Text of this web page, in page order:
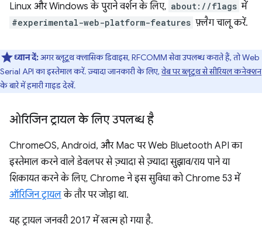
Linux और Windows के पुराने वर्शन के लिए, about://flags में
#experimental-web-platform-features फ़्लैग चालू करें.
ध्यान दें:अगर ब्लूटूथ क्लासिक डिवाइस, RFCOMM सेवा उपलब्ध कराते हैं, तो Web
Serial API का इस्तेमाल करें. ज़्यादा जानकारी के लिए,वेब पर ब्लूटूथ से सीरियल कनेक्शन
के बारे में हमारी गाइड देखें.
ओरिजिन ट्रायल के लिए उपलब्ध है
ChromeOS, Android, और Mac पर Web Bluetooth API का
इस्तेमाल करने वाले डेवलपर से ज़्यादा से ज़्यादा सुझाव/राय पाने या
शिकायत करने के लिए, Chrome ने इस सुविधा को Chrome 53 में
ऑरिजिन ट्रायलके तौर पर जोड़ा था.
यह ट्रायल जनवरी 2017 में खत्म हो गया है.